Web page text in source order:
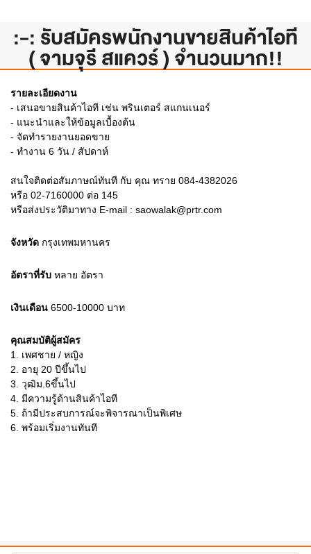
:-: รับสมัครพนักงานขายสินค้าไอที
( จามจุรี สแควร์ ) จำนวนมาก!!
รายละเอียดงาน
- เสนอขายสินค้าไอที เช่น พรินเตอร์ สแกนเนอร์
- แนะนำและให้ข้อมูลเบื้องต้น
- จัดทำรายงานยอดขาย
- ทำงาน 6 วัน / สัปดาห์
สนใจติดต่อสัมภาษณ์ทันที กับ คุณ ทราย 084-4382026
หรือ 02-7160000 ต่อ 145
หรือส่งประวัติมาทาง E-mail : saowalak@prtr.com
จังหวัด กรุงเทพมหานคร
อัตราที่รับ หลาย อัตรา
เงินเดือน 6500-10000 บาท
คุณสมบัติผู้สมัคร
1.
เพศชาย / หญิง
2.
อายุ 20 ปีขึ้นไป
3. วุฒิม.6ขึ้นไป
4. มีความรู้ด้านสินค้าไอที
5. ถ้ามีประสบการณ์จะพิจารณาเป็นพิเศษ
6. พร้อมเริ่มงานทันที